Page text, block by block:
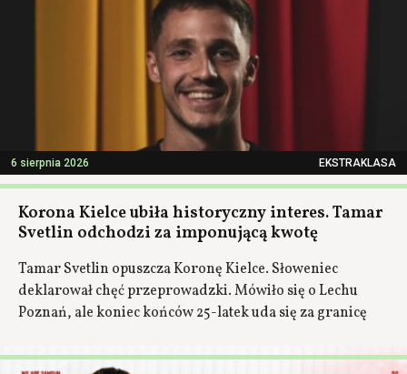
6 sierpnia 2026 EKSTRAKLASA
Korona Kielce ubiła historyczny interes. Tamar
Svetlin odchodzi za imponującą kwotę
Tamar Svetlin opuszcza Koronę Kielce. Słoweniec
deklarował chęć przeprowadzki. Mówiło się o Lechu
Poznań, ale koniec końców 25-latek uda się za granicę